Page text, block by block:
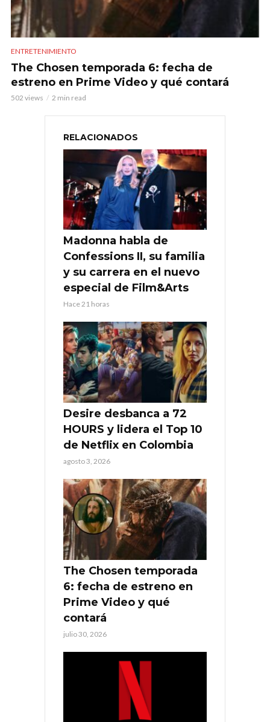
ENTRETENIMIENTO
The Chosen temporada 6: fecha de
estreno en Prime Video y qué contará
502 views 2 min read
RELACIONADOS
Madonna habla de
Confessions II, su familia
y su carrera en el nuevo
especial de Film&Arts
Hace 21 horas
Desire desbanca a 72
HOURS y lidera el Top 10
de Netflix en Colombia
agosto 3, 2026
The Chosen temporada
6: fecha de estreno en
Prime Video y qué
contará
julio 30, 2026